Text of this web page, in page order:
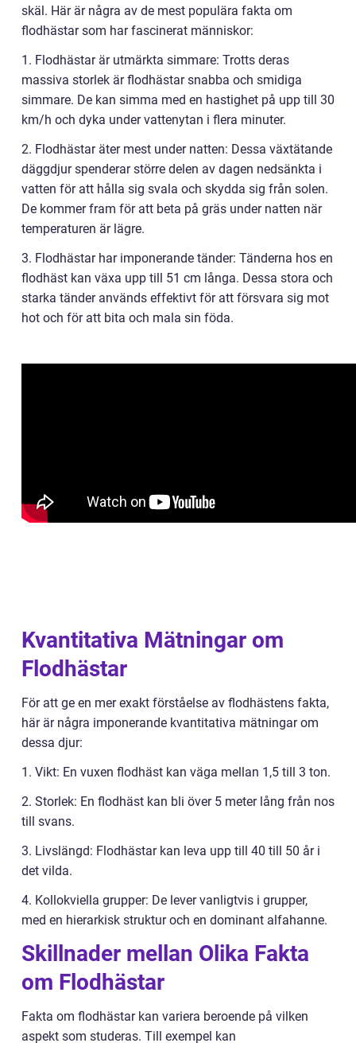
skäl. Här är några av de mest populära fakta om
flodhästar som har fascinerat människor:
1. Flodhästar är utmärkta simmare: Trotts deras
massiva storlek är flodhästar snabba och smidiga
simmare. De kan simma med en hastighet på upp till 30
km/h och dyka under vattenytan i flera minuter.
2. Flodhästar äter mest under natten: Dessa växtätande
däggdjur spenderar större delen av dagen nedsänkta i
vatten för att hålla sig svala och skydda sig från solen.
De kommer fram för att beta på gräs under natten när
temperaturen är lägre.
3. Flodhästar har imponerande tänder: Tänderna hos en
flodhäst kan växa upp till 51 cm långa. Dessa stora och
starka tänder används effektivt för att försvara sig mot
hot och för att bita och mala sin föda.
Kvantitativa Mätningar om
Flodhästar
För att ge en mer exakt förståelse av flodhästens fakta,
här är några imponerande kvantitativa mätningar om
dessa djur:
1. Vikt: En vuxen flodhäst kan väga mellan 1,5 till 3 ton.
2. Storlek: En flodhäst kan bli över 5 meter lång från nos
till svans.
3. Livslängd: Flodhästar kan leva upp till 40 till 50 år i
det vilda.
4. Kollokviella grupper: De lever vanligtvis i grupper,
med en hierarkisk struktur och en dominant alfahanne.
Skillnader mellan Olika Fakta
om Flodhästar
Fakta om flodhästar kan variera beroende på vilken
aspekt som studeras. Till exempel kan